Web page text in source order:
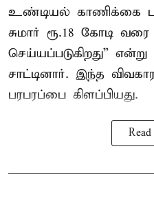
உண்டியல் காணிக்கை
சுமார் ரூ.18 கோடி
செய்யப்படுகிறது”
சாட்டினார். இந்த
பரபரப்பை கிளப்பியது.